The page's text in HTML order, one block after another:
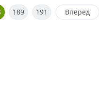
189 191 Вперед